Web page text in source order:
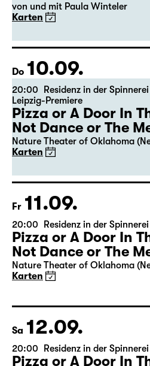
19:30 — 20:40 Foyer 1
Wiederaufnahme
Ein Abend über und unter
Karten
Do 10.09.
20:00 Residenz in der Spinnerei
Leipzig-Premiere
Pizza or A Door In
Not Dance or The
Karten
Fr 11.09.
20:00 Residenz in der Spinnerei
Pizza or A Door In
Karten